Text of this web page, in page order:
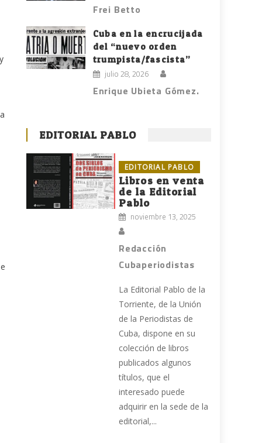
Frei Betto
Cuba en la encrucijada
del “nuevo orden
trumpista/fascista”
julio 28, 2026
Enrique Ubieta Gómez.
EDITORIAL PABLO
EDITORIAL PABLO
Libros en venta
de la Editorial
Pablo
noviembre 13, 2025
Redacción
Cubaperiodistas
La Editorial Pablo de la
Torriente, de la Unión
de la Periodistas de
Cuba, dispone en su
colección de libros
publicados algunos
títulos, que el
interesado puede
adquirir en la sede de la
editorial,...